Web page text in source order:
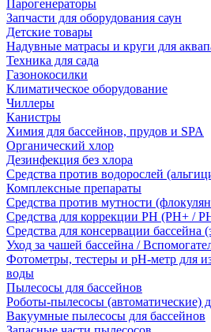
Парогенераторы
Запчасти для оборудования саун
Детские товары
Надувные матрасы и круги для
Техника для сада
Газонокосилки
Климатическое оборудование
Чиллеры
Канистры
Химия для бассейнов, прудов и SPA
Органический хлор
Дезинфекция без хлора
Средства против водорослей
Комплексные препараты
Средства против мутности
Средства для коррекции PH (PH+ /
Средства для консервации бассейна
Уход за чашей бассейна /
Фотометры, тестеры и рН-метр для
воды
Пылесосы для бассейнов
Роботы-пылесосы (автоматические)
Вакуумные пылесосы для бассейнов